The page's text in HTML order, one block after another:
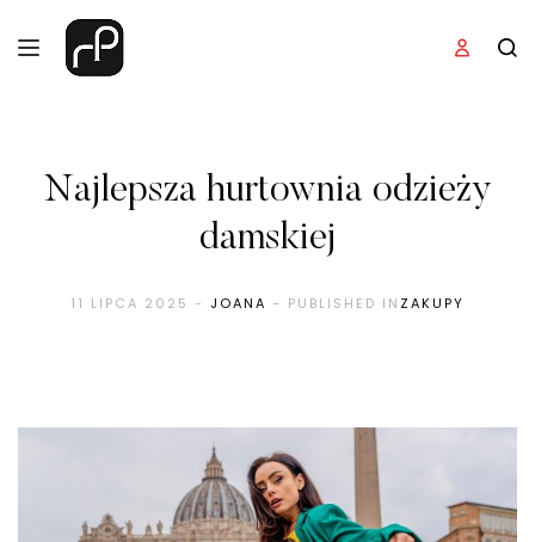
Najlepsza hurtownia odzieży
damskiej
11 LIPCA 2025 - JOANA - PUBLISHED IN ZAKUPY